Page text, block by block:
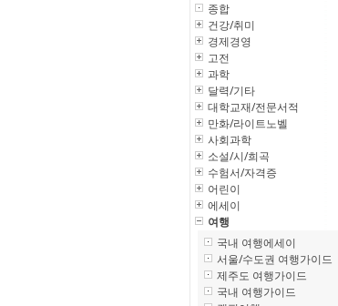
종합
건강/취미
경제경영
고전
과학
달력/기타
대학교재/전문서적
만화/라이트노벨
사회과학
소설/시/희곡
수험서/자격증
어린이
에세이
여행
국내 여행에세이
서울/수도권 여행가이드
제주도 여행가이드
국내 여행가이드